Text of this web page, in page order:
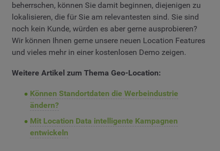
beherrschen, können Sie damit beginnen, diejenigen zu
lokalisieren, die für Sie am relevantesten sind. Sie sind
noch kein Kunde, würden es aber gerne ausprobieren?
Wir können Ihnen gerne unsere neuen Location Features
und vieles mehr in einer kostenlosen Demo zeigen.
Weitere Artikel zum Thema Geo-Location:
Können Standortdaten die Werbeindustrie
ändern?
Mit Location Data intelligente Kampagnen
entwickeln